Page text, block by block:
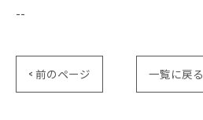
--
< 前のページ 一覧に戻る